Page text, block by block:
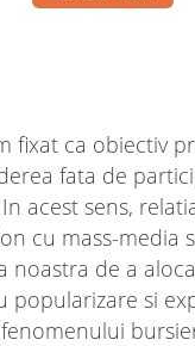
fixat ca obiectiv
fata de
acest sens,
cu mass-media
noastra de a
popularizare si
fenomenului